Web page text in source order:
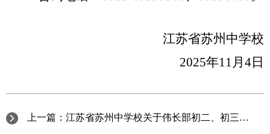
江苏省苏州中学校
2025年11月 4日
上一篇： 江苏省苏州中学校关于伟长部初二、初三年级游学项目成交公告